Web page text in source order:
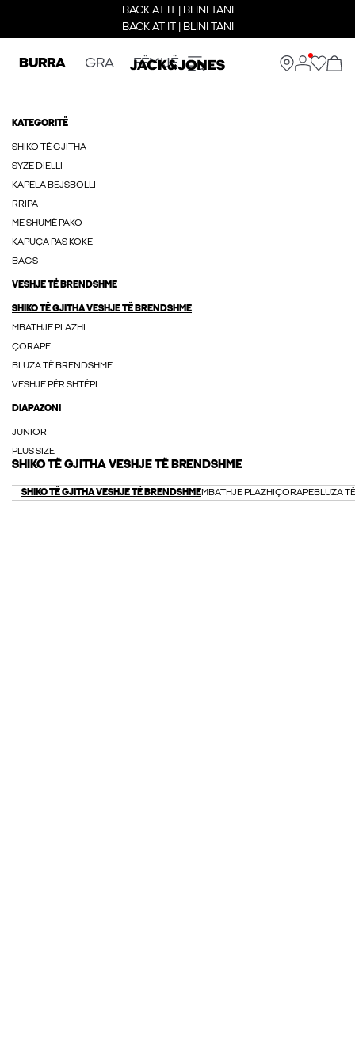
BACK AT IT | BLINI TANI
BACK AT IT | BLINI TANI
BURRA GRA FËMIJË
KATEGORITË
SHIKO TË GJITHA
SYZE DIELLI
KAPELA BEJSBOLLI
RRIPA
ME SHUMË PAKO
KAPUÇA PAS KOKE
BAGS
VESHJE TË BRENDSHME
SHIKO TË GJITHA VESHJE TË BRENDSHME
MBATHJE PLAZHI
ÇORAPE
BLUZA TË BRENDSHME
VESHJE PËR SHTËPI
DIAPAZONI
JUNIOR
PLUS SIZE
SHIKO TË GJITHA VESHJE TË BRENDSHME
SHIKO TË GJITHA VESHJE TË BRENDSHMEMBATHJE PLAZHI ÇORAPEBLUZA